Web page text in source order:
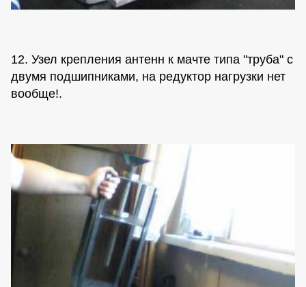
12. Узел крепления антенн к мачте типа "труба" с
двумя подшипниками, на редуктор нагрузки нет
вообще!.